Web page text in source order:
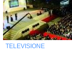
TELEVISIONE